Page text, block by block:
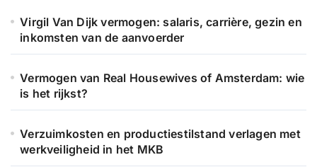
a Virgil Van Dijk vermogen: salaris, carrière, gezin en
inkomsten van de aanvoerder
Vermogen van Real Housewives of Amsterdam: wie
is het rijkst?
Verzuimkosten en productiestilstand verlagen met
werkveiligheid in het MKB